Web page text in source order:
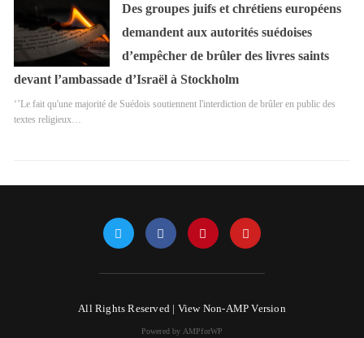
Des groupes juifs et chrétiens européens
demandent aux autorités suédoises
d’empêcher de brûler des livres saints
devant l’ambassade d’Israël à Stockholm
‘’Le fait qu'une majorité de Suédois soutiennent l'interdiction de brûler en public des
textes religieux…
All Rights Reserved | View Non-AMP Version
Powered by AMPforWP